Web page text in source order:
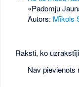
«Padomju
Autors: Mīkols
Raksti, ko
Nav pievienots